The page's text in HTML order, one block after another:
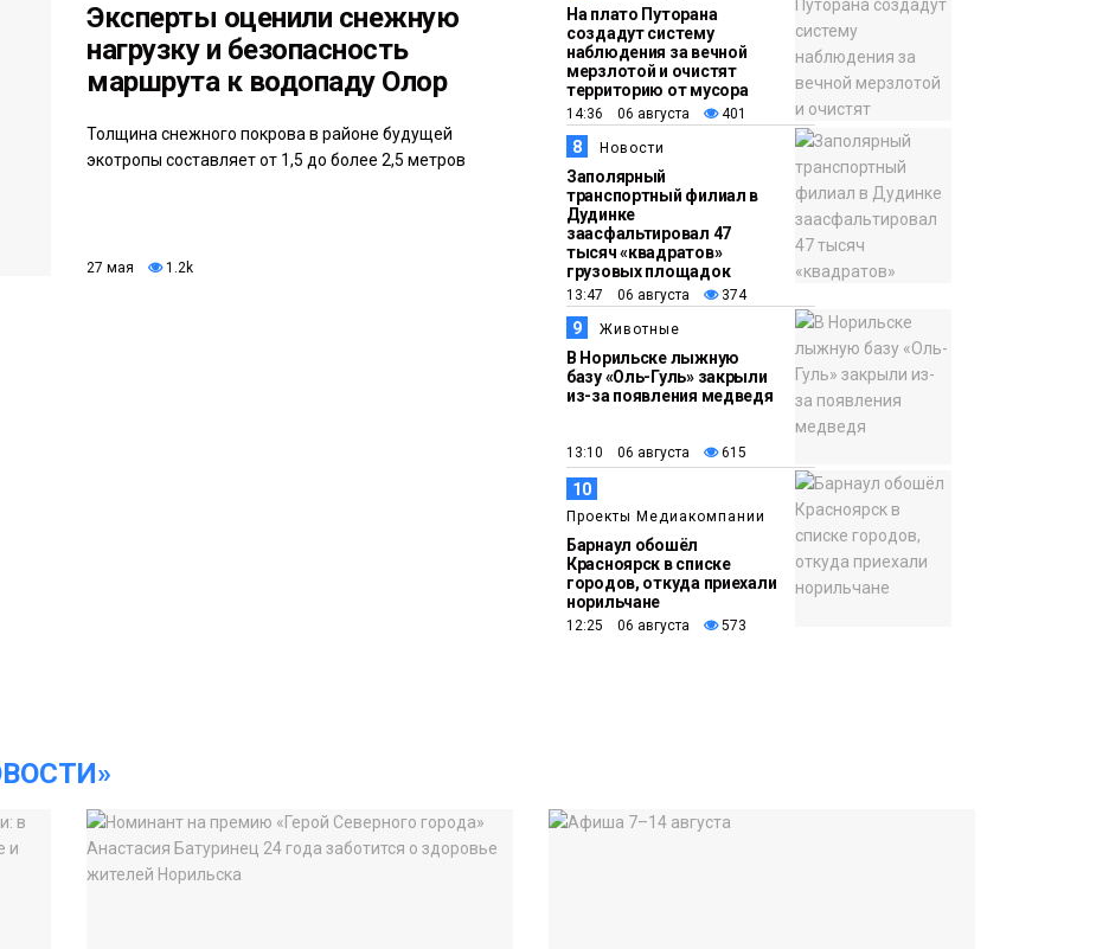
Эксперты оценили снежную
нагрузку и безопасность
маршрута к водопаду Олор
Толщина снежного покрова в районе будущей
экотропы составляет от 1,5 до более 2,5 метров
27 мая 1.2k
На плато Путорана
создадут систему
наблюдения за вечной
мерзлотой и очистят
территорию от мусора
14:36 06 августа 401
8 Новости
Заполярный
транспортный филиал в
Дудинке
заасфальтировал 47
тысяч «квадратов»
грузовых площадок
13:47 06 августа 374
9 Животные
В Норильске лыжную
базу «Оль-Гуль» закрыли
из-за появления медведя
13:10 06 августа 615
10
Проекты Медиакомпании
Барнаул обошёл
Красноярск в списке
городов, откуда приехали
норильчане
12:25 06 августа 573